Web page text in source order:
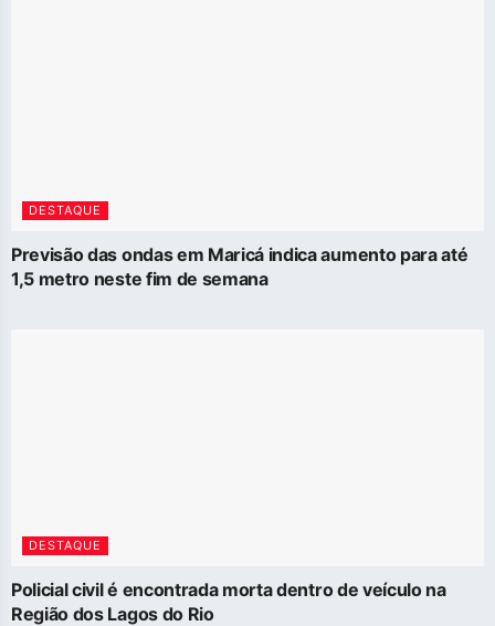
DESTAQUE
Previsão das ondas em Maricá indica aumento para até
1,5 metro neste fim de semana
DESTAQUE
Policial civil é encontrada morta dentro de veículo na
Região dos Lagos do Rio